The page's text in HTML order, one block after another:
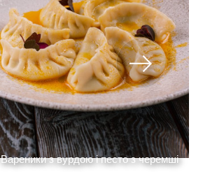
Вареники з вурдою і песто з черемші